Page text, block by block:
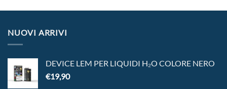
NUOVI ARRIVI
DEVICE LEM PER LIQUIDI H₂O COLORE NERO
€19,90